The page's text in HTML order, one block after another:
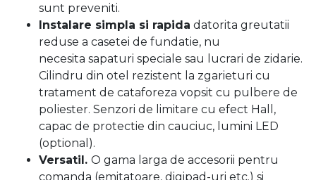
sunt preveniti.
Instalare simpla si rapida datorita greutatii
reduse a casetei de fundatie, nu
necesita sapaturi speciale sau lucrari de zidarie.
Cilindru din otel rezistent la zgarieturi cu
tratament de cataforeza vopsit cu pulbere de
poliester. Senzori de limitare cu efect Hall,
capac de protectie din cauciuc, lumini LED
(optional).
Versatil. O gama larga de accesorii pentru
comanda (emitatoare, digipad-uri etc.) si